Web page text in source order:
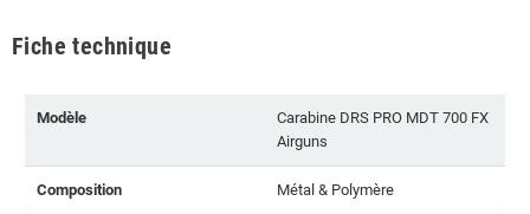
Fiche technique
Modèle
Carabine DRS PRO MDT 700 FX
Airguns
Composition Métal & Polymère